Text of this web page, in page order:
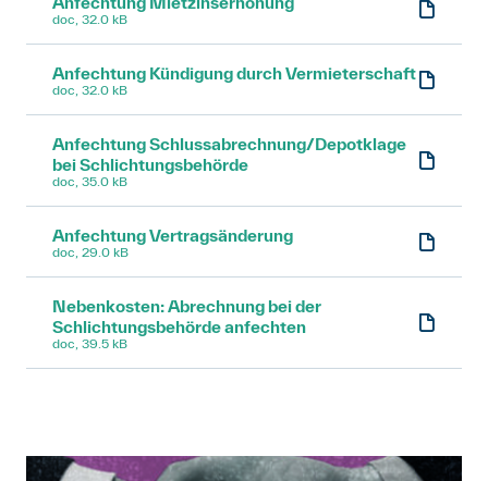
Art. 271a OR
doc, 32.0 kB
Anfechtung Kündigung durch Vermieterschaft
doc, 32.0 kB
Anfechtung Schlussabrechnung/Depotklage
bei Schlichtungsbehörde
doc, 35.0 kB
Anfechtung Vertragsänderung
doc, 29.0 kB
Nebenkosten: Abrechnung bei der
Schlichtungsbehörde anfechten
doc, 39.5 kB